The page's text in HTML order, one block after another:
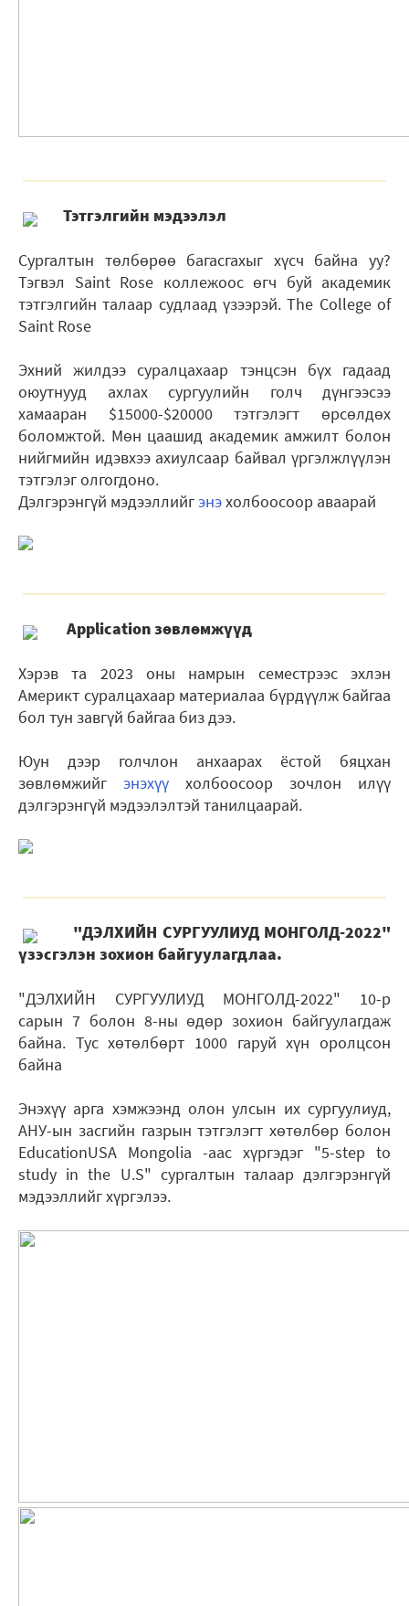
Тэтгэлгийн мэдээлэл
Сургалтын төлбөрөө багасгахыг хүсч байна уу?
Тэгвэл Saint Rose коллежоос өгч буй академик
тэтгэлгийн талаар судлаад үзээрэй. The College of
Saint Rose
Эхний жилдээ суралцахаар тэнцсэн бүх гадаад
оюутнууд ахлах сургуулийн голч дүнгээсээ
хамааран $15000-$20000 тэтгэлэгт өрсөлдөх
боломжтой. Мөн цаашид академик амжилт болон
нийгмийн идэвхээ ахиулсаар байвал үргэлжлүүлэн
тэтгэлэг олгогдоно.
Дэлгэрэнгүй мэдээллийгэнэхолбоосоор аваарай
Application зөвлөмжүүд
Хэрэв та 2023 оны намрын семестрээс эхлэн
Америкт суралцахаар материалаа бүрдүүлж байгаа
бол тун завгүй байгаа биз дээ.
Юун дээр голчлон анхаарах ёстой бяцхан
зөвлөмжийг энэхүү холбоосоор зочлон илүү
дэлгэрэнгүй мэдээлэлтэй танилцаарай.
"ДЭЛХИЙН СУРГУУЛИУД МОНГОЛД-2022"
үзэсгэлэн зохион байгуулагдлаа.
"ДЭЛХИЙН СУРГУУЛИУД МОНГОЛД-2022" 10-р
сарын 7 болон 8-ны өдөр зохион байгуулагдаж
байна. Тус хөтөлбөрт 1000 гаруй хүн оролцсон
байна
Энэхүү арга хэмжээнд олон улсын их сургуулиуд,
АНУ-ын засгийн газрын тэтгэлэгт хөтөлбөр болон
EducationUSA Mongolia -аас хүргэдэг "5-step to
study in the U.S" сургалтын талаар дэлгэрэнгүй
мэдээллийг хүргэлээ.